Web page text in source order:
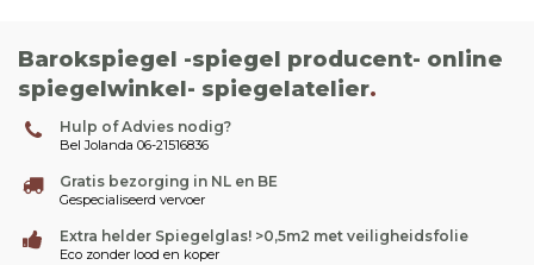
Barokspiegel -spiegel producent- online
spiegelwinkel- spiegelatelier.
Hulp of Advies nodig?
Bel Jolanda 06-21516836
Gratis bezorging in NL en BE
Gespecialiseerd vervoer
Extra helder Spiegelglas! >0,5m2 met veiligheidsfolie
Eco zonder lood en koper